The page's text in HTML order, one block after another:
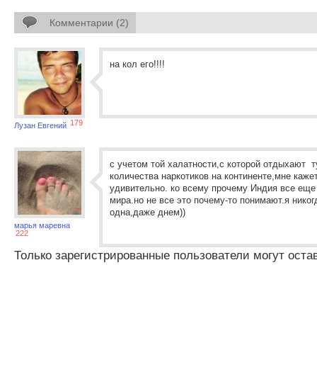
Комментарии (2)
Лузан Евгений 179
на кол его!!!!
марья маревна
222
с учетом той халатности,с которой отдыхают
количества наркотиков на континенте,мне
удивительно. ко всему прочему Индия все еще
мира.но не все это почему-то понимают.я
одна,даже днем))
Только зарегистрированные пользователи могут